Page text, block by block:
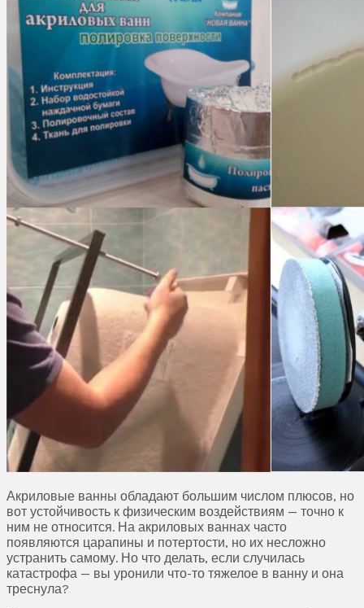
Акриловые ванны обладают большим числом плюсов, но
вот устойчивость к физическим воздействиям — точно к
ним не относится. На акриловых ваннах часто
появляются царапины и потертости, но их несложно
устранить самому. Но что делать, если случилась
катастрофа — вы уронили что-то тяжелое в ванну и она
треснула?